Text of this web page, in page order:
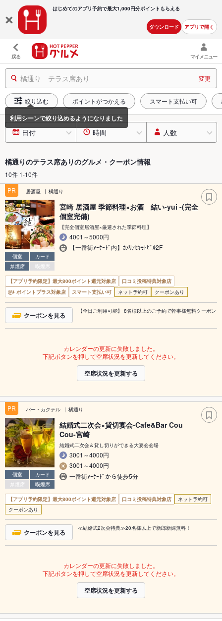
はじめてのアプリ予約で最大1,000円分ポイントもらえる
ダウンロード アプリで開く
戻る マイメニュー
橘通り テラス席あり 変更
絞り込む ポイントがつかえる スマート支払い可
日付 時間 人数
橘通りのテラス席ありのグルメ・クーポン情報
10件 1-10件
PR
居酒屋 橘通り
個室
カード
禁煙席
喫煙席
宮崎 居酒屋 季節料理×お酒 結い-yui -(完全
個室完備)
【完全個室居酒屋×厳選された季節料理】
4001～5000円
【一番街ｱｰｹｰﾄﾞ内】ｶﾒﾘｱｾｷﾓﾄﾋﾞﾙ2F
【アプリ予約限定】最大800ポイント還元対象店
口コミ投稿特典対象店
ポイントプラス対象店
スマート支払い可 ネット予約可 クーポンあり
クーポンを見る 【全日ご利用可能】 8名様以上のご予約で幹事様無料クーポン
カレンダーの更新に失敗しました。
下記ボタンを押して空席状況を更新してください。
空席状況を更新する
PR バー・カクテル 橘通り
個室
カード
禁煙席
喫煙席
結婚式二次会×貸切宴会-Cafe&Bar Cou
Cou-宮崎
結婚式二次会＆貸し切りができる大宴会会場
3001～4000円
3001～4000円
一番街ｱｰｹｰﾄﾞから徒歩5分
【アプリ予約限定】最大800ポイント還元対象店 口コミ投稿特典対象店
ネット予約可
クーポンあり
クーポンを見る ≪結婚式2次会特典≫20名様以上で新郎新婦無料！
カレンダーの更新に失敗しました。
下記ボタンを押して空席状況を更新してください。
空席状況を更新する